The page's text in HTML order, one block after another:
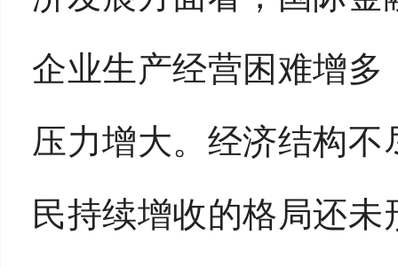
企业生产经营困难增
压力增大。经济结构
民持续增收的格局还